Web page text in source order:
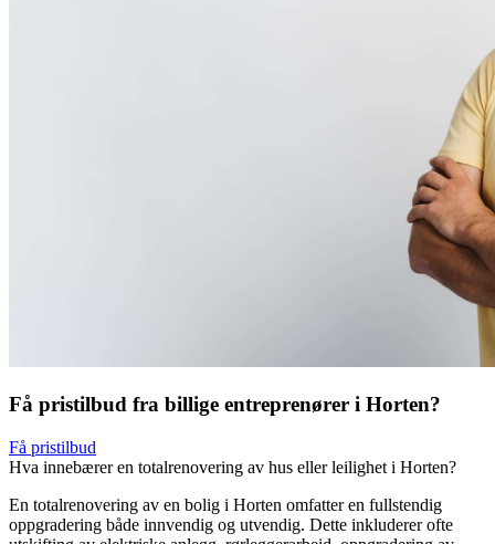
Få pristilbud fra billige entreprenører i Horten?
Få pristilbud
Hva innebærer en totalrenovering av hus eller leilighet i Horten?
En totalrenovering av en bolig i Horten omfatter en fullstendig
oppgradering både innvendig og utvendig. Dette inkluderer ofte